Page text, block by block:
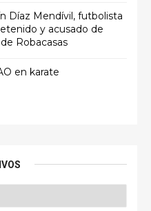
Díaz Mendívil, futbolista
y acusado de
Robacasas
en karate